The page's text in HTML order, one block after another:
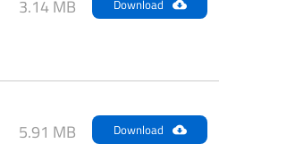
3.14 MB Download
5.91 MB Download